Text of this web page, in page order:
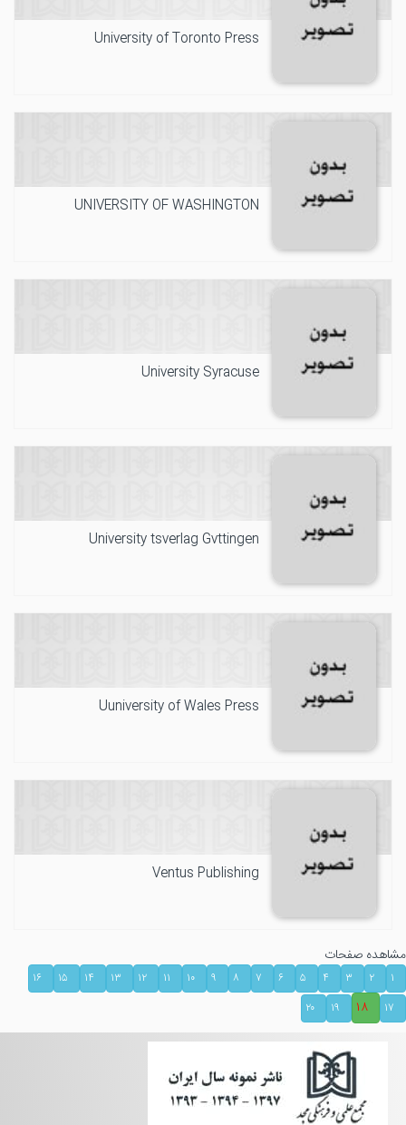
University of Toronto Press
UNIVERSITY OF WASHINGTON
University Syracuse
University tsverlag Gvttingen
Uuniversity of Wales Press
Ventus Publishing
مشاهده صفحات
۱ ۲ ۳ ۴ ۵ ۶ ۷ ۸ ۹ ۱۰ ۱۱ ۱۲ ۱۳ ۱۴ ۱۵
۱۶
۱۷
۱۸ ۱۹ ۲۰